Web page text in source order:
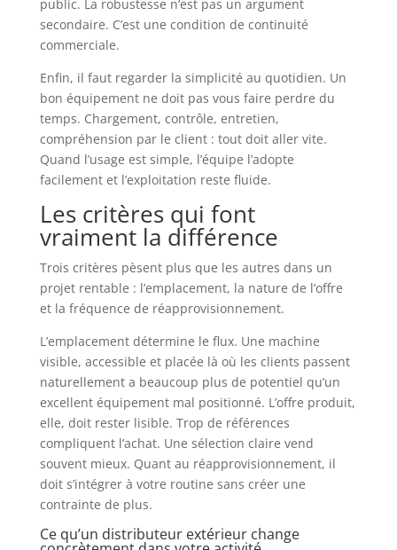
public. La robustesse n’est pas un argument
secondaire. C’est une condition de continuité
commerciale.
Enfin, il faut regarder la simplicité au quotidien. Un
bon équipement ne doit pas vous faire perdre du
temps. Chargement, contrôle, entretien,
compréhension par le client : tout doit aller vite.
Quand l’usage est simple, l’équipe l’adopte
facilement et l’exploitation reste fluide.
Les critères qui font
vraiment la différence
Trois critères pèsent plus que les autres dans un
projet rentable : l’emplacement, la nature de l’offre
et la fréquence de réapprovisionnement.
L’emplacement détermine le flux. Une machine
visible, accessible et placée là où les clients passent
naturellement a beaucoup plus de potentiel qu’un
excellent équipement mal positionné. L’offre produit,
elle, doit rester lisible. Trop de références
compliquent l’achat. Une sélection claire vend
souvent mieux. Quant au réapprovisionnement, il
doit s’intégrer à votre routine sans créer une
contrainte de plus.
Ce qu’un distributeur extérieur change